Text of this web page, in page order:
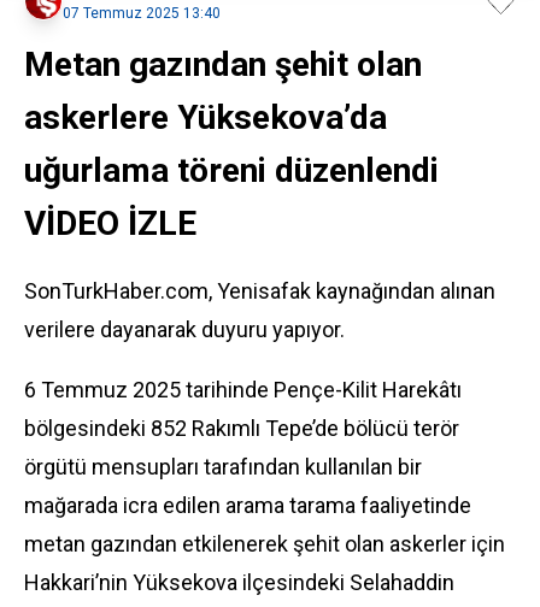
07 Temmuz 2025 13:40
Metan gazından şehit olan
askerlere Yüksekova’da
uğurlama töreni düzenlendi
VİDEO İZLE
SonTurkHaber.com, Yenisafak kaynağından alınan
verilere dayanarak duyuru yapıyor.
6 Temmuz 2025 tarihinde Pençe-Kilit Harekâtı
bölgesindeki 852 Rakımlı Tepe’de bölücü terör
örgütü mensupları tarafından kullanılan bir
mağarada icra edilen arama tarama faaliyetinde
metan gazından etkilenerek şehit olan askerler için
Hakkari’nin Yüksekova ilçesindeki Selahaddin